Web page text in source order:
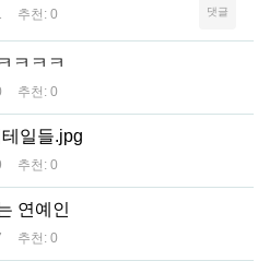
추천: 0 댓글
ㅋㅋㅋ
추천: 0
일들.jpg
추천: 0
연예인
추천: 0